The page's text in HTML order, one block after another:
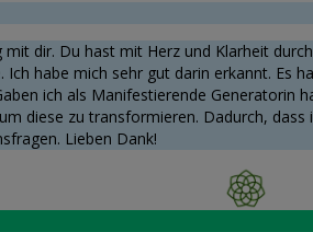
dir. Du hast mit Herz und Klarheit
habe mich sehr gut darin erkannt. Es
ich als Manifestierende Generatorin
diese zu transformieren. Dadurch,
Lieben Dank!